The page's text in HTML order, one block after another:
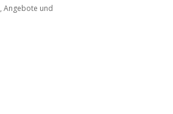
Angebote und